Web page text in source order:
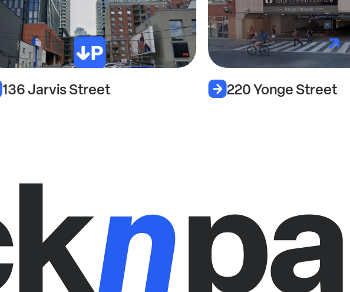
Jarvis Street 220 Yonge Street